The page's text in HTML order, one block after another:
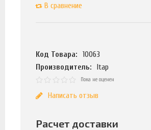
В сравнение
Код Товара:
10063
Производитель:
Itap
Пока не оценен
Написать отзыв
Расчет доставки